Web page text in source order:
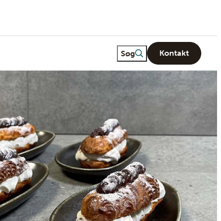
Søg
Freetext searchKontakt